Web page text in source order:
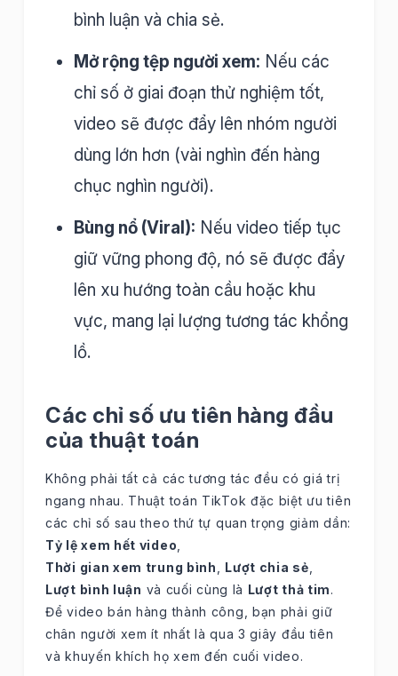
bình luận và chia sẻ.
Mở rộng tệp người xem: Nếu các
chỉ số ở giai đoạn thử nghiệm tốt,
video sẽ được đẩy lên nhóm người
dùng lớn hơn (vài nghìn đến hàng
chục nghìn người).
Bùng nổ (Viral): Nếu video tiếp tục
giữ vững phong độ, nó sẽ được đẩy
lên xu hướng toàn cầu hoặc khu
vực, mang lại lượng tương tác khổng
lồ.
Các chỉ số ưu tiên hàng đầu
của thuật toán
Không phải tất cả các tương tác đều có giá trị
ngang nhau. Thuật toán TikTok đặc biệt ưu tiên
các chỉ số sau theo thứ tự quan trọng giảm dần:
Tỷ lệ xem hết video
Thời gian xem trung bình
Lượt chia sẻ
Lượt bình luận và cuối cùng là Lượt thả tim.
Để video bán hàng thành công, bạn phải giữ
chân người xem ít nhất là qua 3 giây đầu tiên
và khuyến khích họ xem đến cuối video.